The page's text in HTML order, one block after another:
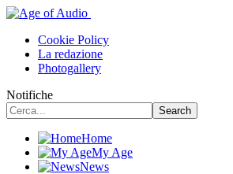
Cookie Policy
La redazione
Photogallery
Notifiche
Home
My Age
News